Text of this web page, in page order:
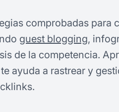
comprobadas para
guest blogging,
de la competencia.
ayuda a rastrear y